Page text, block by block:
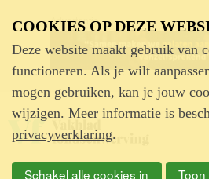
Advertentie
COOKIES OP DEZE
Deze website maakt gebruik van
functioneren. Als je wilt
mogen gebruiken, kan je jouw
wijzigen. Meer informatie is
privacyverklaring.
Schakel alle cookies in